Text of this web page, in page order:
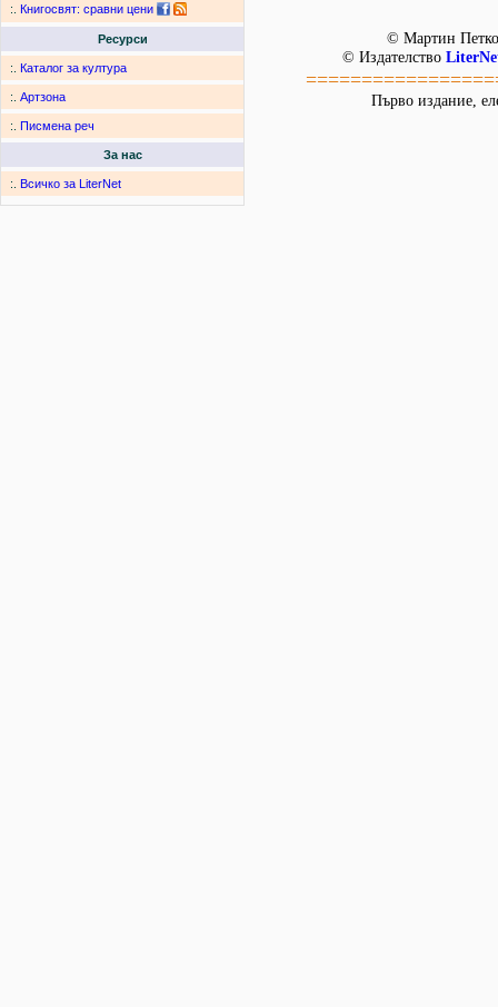
:. Книгосвят: сравни цени
Ресурси
:. Каталог за култура
:. Артзона
:. Писмена реч
За нас
:. Всичко за LiterNet
© Мартин
© Издателство
Първо издание,